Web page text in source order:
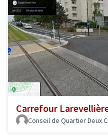
Carrefour
Conseil de Quartier Deux